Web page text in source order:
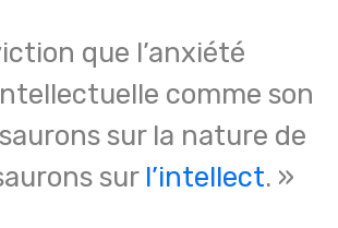
que l’anxiété
comme son
sur la nature de
sur l’intellect. »